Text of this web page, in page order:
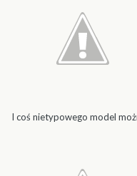
I coś nietypowego model